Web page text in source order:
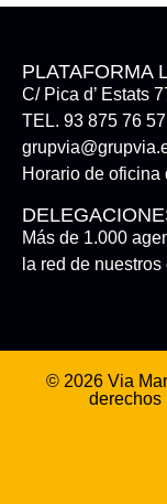
PLATAFORMA
C/ Pica d’ Estats
TEL. 93 875 76 57
Horario de oficina
Más de 1.000
la red de
© 2026 Via
derechos